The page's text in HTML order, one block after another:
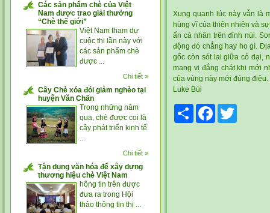
Các sản phẩm chè của Việt
Nam được trao giải thưởng
“Chè thế giới”
Việt Nam tham dự
cuộc thi lần này với
các sản phẩm chè
được ...
Chi tiết »
Cây Chè xóa đói giảm nghèo tại
huyện Văn Chấn
Trong những năm
qua, chè được coi là
cây phát triển kinh tế
...
Chi tiết »
Tận dụng văn hóa để xây dựng
thương hiệu chè Việt Nam
hông tin trên được
đưa ra trong Hội
thảo thông tin thị ...
Xung quanh lúc này vẫn là
hùng vĩ của thiên nhiên và
ấn cá nhân trên đỉnh núi.
động đó chẳng hay ho gì.
gốc còn sót lại giữa cỏ dại,
mang vị đắng chát khi mới
của vùng này mới đúng
Luke Bùi
Share Facebook